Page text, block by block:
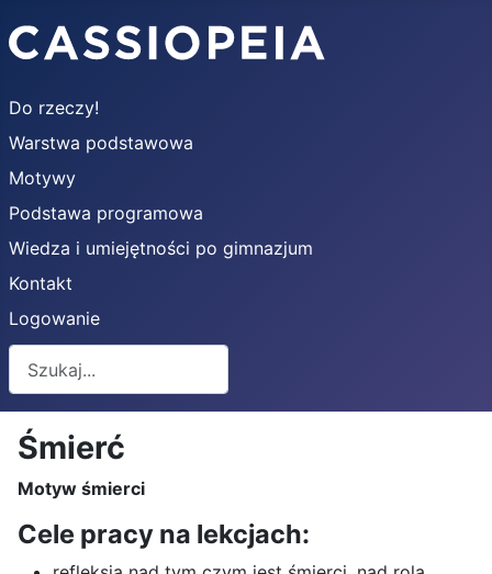
Do rzeczy!
Warstwa podstawowa
Motywy
Podstawa programowa
Wiedza i umiejętności po gimnazjum
Kontakt
Logowanie
Śmierć
Motyw śmierci
Cele pracy na lekcjach: